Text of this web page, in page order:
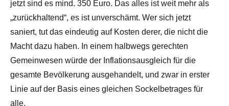
jetzt sind es mind. 350 Euro. Das alles ist weit mehr als
„zurückhaltend“, es ist unverschämt. Wer sich jetzt
saniert, tut das eindeutig auf Kosten derer, die nicht die
Macht dazu haben. In einem halbwegs gerechten
Gemeinwesen würde der Inflationsausgleich für die
gesamte Bevölkerung ausgehandelt, und zwar in erster
Linie auf der Basis eines gleichen Sockelbetrages für
alle.